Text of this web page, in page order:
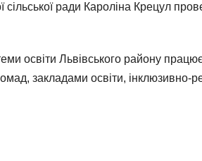
ради Кароліна Крецул
освіти Львівського району
закладами освіти,